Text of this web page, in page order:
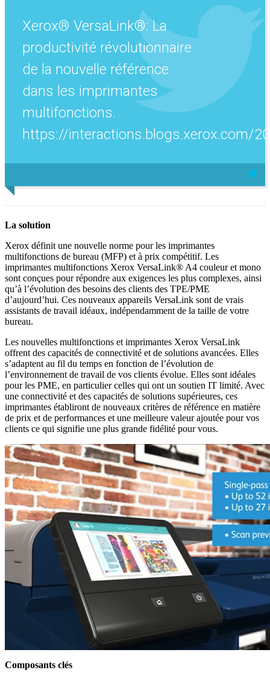
Xerox® VersaLink®: La
productivité révolutionnaire
de la nouvelle référence
dans les imprimantes
multifonctions.
https://interactions.blogs.xerox.com/
La solution
Xerox définit une nouvelle norme pour les imprimantes
multifonctions de bureau (MFP) et à prix compétitif. Les
imprimantes multifonctions Xerox VersaLink® A4 couleur et mono
sont conçues pour répondre aux exigences les plus complexes, ainsi
qu’à l’évolution des besoins des clients des TPE/PME
d’aujourd’hui. Ces nouveaux appareils VersaLink sont de vrais
assistants de travail idéaux, indépendamment de la taille de votre
bureau.
Les nouvelles multifonctions et imprimantes Xerox VersaLink
offrent des capacités de connectivité et de solutions avancées. Elles
s’adaptent au fil du temps en fonction de l’évolution de
l’environnement de travail de vos clients évolue. Elles sont idéales
pour les PME, en particulier celles qui ont un soutien IT limité. Avec
une connectivité et des capacités de solutions supérieures, ces
imprimantes établiront de nouveaux critères de référence en matière
de prix et de performances et une meilleure valeur ajoutée pour vos
clients ce qui signifie une plus grande fidélité pour vous.
Composants clés